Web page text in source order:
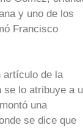
y uno de los
Francisco
artículo de la
se lo atribuye a
una
se dice que